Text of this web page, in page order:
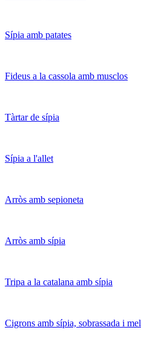
Sípia amb patates
Fideus a la cassola amb musclos
Tàrtar de sípia
Sípia a l'allet
Arròs amb sepioneta
Arròs amb sípia
Tripa a la catalana amb sípia
Cigrons amb sípia, sobrassada i mel